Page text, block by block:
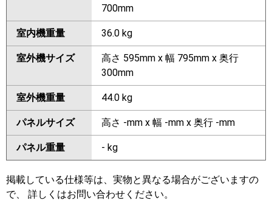
700mm
室内機重量 36.0 kg
室外機サイズ
高さ 595mm x 幅 795mm x 奥行
300mm
室外機重量 44.0 kg
パネルサイズ 高さ -mm x 幅 -mm x 奥行 -mm
パネル重量 - kg
掲載している仕様等は、実物と異なる場合がございますの
で、 詳しくはお問い合わせください。